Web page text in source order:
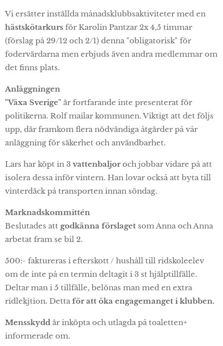
Vi ersätter inställda månadsklubbsaktiviteter med en
hästskötarkurs för Karolin Pantzar 2x 4,5 timmar
(förslag på 29/12 och 2/1) denna "obligatorisk" för
fodervärdarna men erbjuds även andra medlemmar om
det finns plats.
Anläggningen
"Växa Sverige" är fortfarande inte presenterat för
politikerna. Rolf mailar kommunen. Viktigt att det följs
upp, där framkom flera nödvändiga åtgärder på vår
anläggning för säkerhet och användbarhet.
Lars har köpt in 3 vattenbaljoroch jobbar vidare på att
isolera dessa inför vintern. Han lovar också att byta till
vinterdäck på transporten innan söndag.
Marknadskommittén
Beslutades att godkänna förslaget som Anna och Anna
arbetat fram se bil 2.
500:- faktureras i efterskott / hushåll till ridskoleelev
om de inte på en termin deltagit i 3 st hjälptillfälle.
Deltar man i 5 tillfälle, belönas man med en extra
ridlekjtion. Detta för att öka engagemanget i klubben.
Mensskydd är inköpta och utlagda på toaletten+
informerade om.